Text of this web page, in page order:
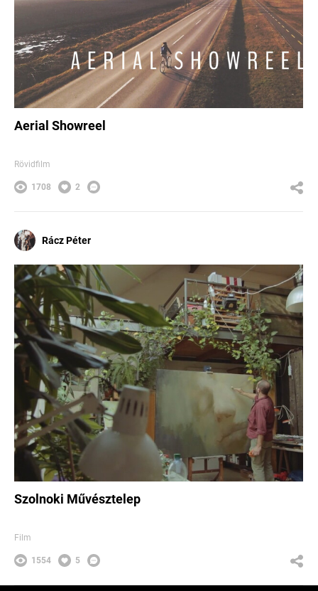
Aerial Showreel
Rövidfilm
1708 2
Rácz Péter
Szolnoki Művésztelep
Film
1554 5